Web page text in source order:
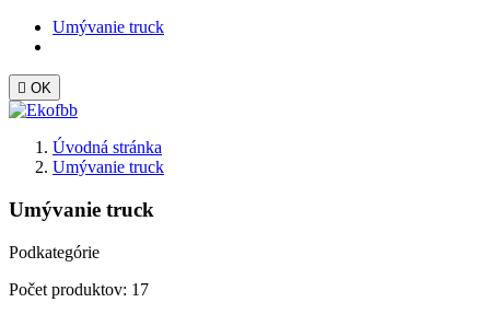
Umývanie truck
 OK
Úvodná stránka
Umývanie truck
Umývanie truck
Podkategórie
Počet produktov: 17